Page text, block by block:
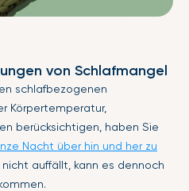
von Schlafmangel
schlafbezogenen
Körpertemperatur,
berücksichtigen, haben Sie
Nacht über hin und her zu
auffällt, kann es dennoch